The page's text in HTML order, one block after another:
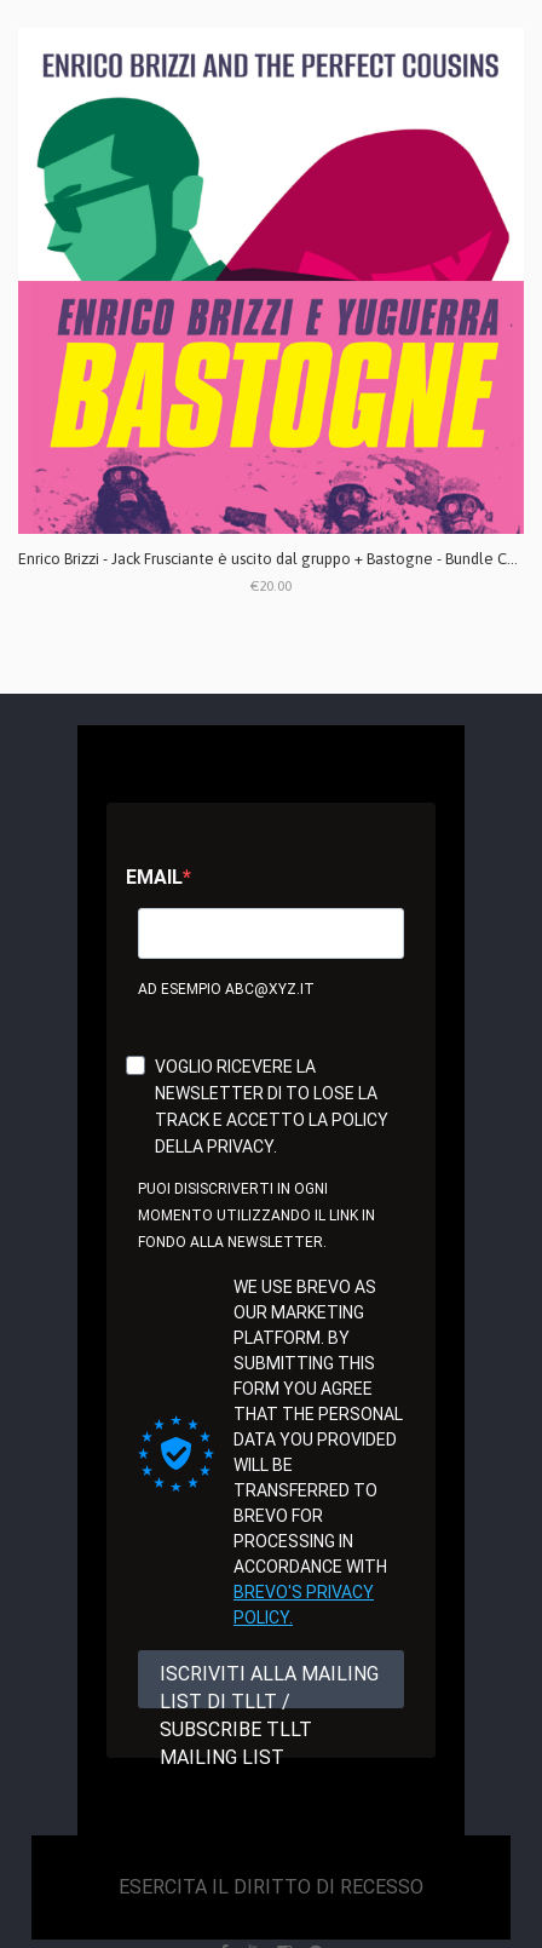
Enrico Brizzi - Jack Frusciante è uscito dal gruppo + Bastogne - Bundle CD digipack
€20.00
EMAIL
AD ESEMPIO ABC@XYZ.IT
VOGLIO RICEVERE LA
NEWSLETTER DI TO LOSE LA
TRACK E ACCETTO LA POLICY
DELLA PRIVACY.
PUOI DISISCRIVERTI IN OGNI
MOMENTO UTILIZZANDO IL LINK IN
FONDO ALLA NEWSLETTER.
WE USE BREVO AS
OUR MARKETING
PLATFORM. BY
SUBMITTING THIS
FORM YOU AGREE
THAT THE PERSONAL
DATA YOU PROVIDED
WILL BE
TRANSFERRED TO
BREVO FOR
PROCESSING IN
ACCORDANCE WITH
BREVO'S PRIVACY
POLICY.
ISCRIVITI ALLA MAILING
LIST DI TLLT /
SUBSCRIBE TLLT
MAILING LIST
ESERCITA IL DIRITTO DI RECESSO